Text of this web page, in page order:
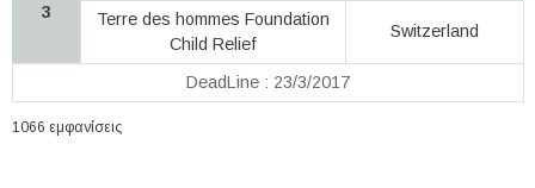
3
Terre des hommes Foundation
Child Relief
Switzerland
DeadLine : 23/3/2017
1066 εμφανίσεις